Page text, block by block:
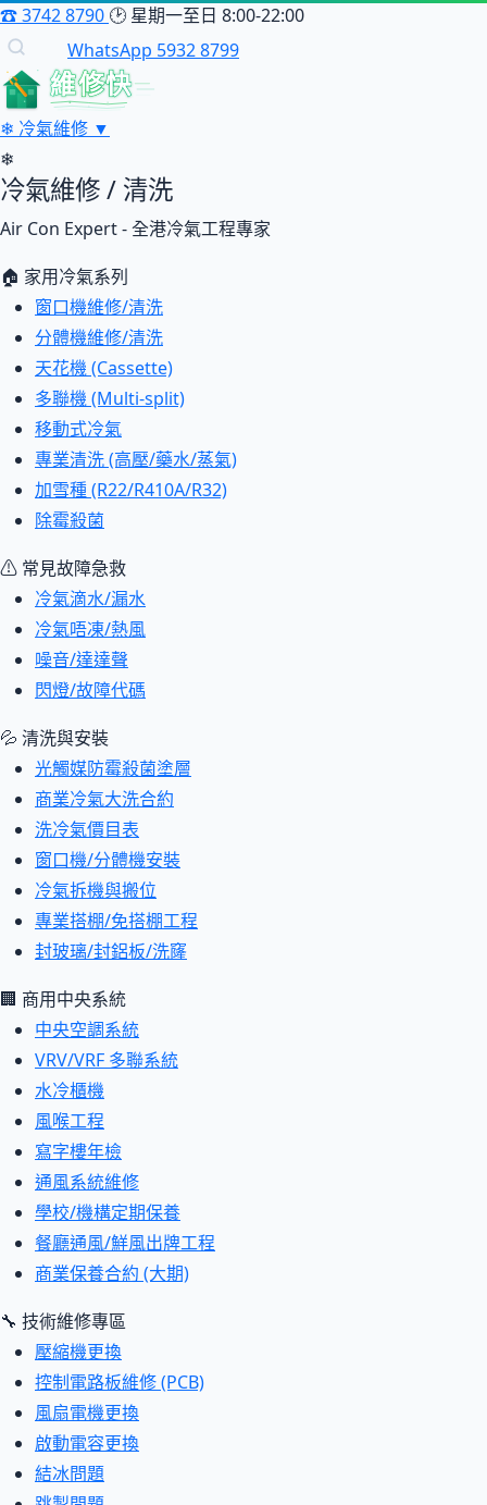
☎3742 8790 🕑 星期一至日 8:00-22:00
WhatsApp 5932 8799
維修快
❄ 冷氣維修 ▼
❄
冷氣維修 / 清洗
Air Con Expert - 全港冷氣工程專家
🏠 家用冷氣系列
窗口機維修/清洗
分體機維修/清洗
天花機 (Cassette)
多聯機 (Multi-split)
移動式冷氣
專業清洗 (高壓/藥水/蒸氣)
加雪種 (R22/R410A/R32)
除霉殺菌
⚠ 常見故障急救
冷氣滴水/漏水
冷氣唔凍/熱風
噪音/達達聲
閃燈/故障代碼
💦 清洗與安裝
光觸媒防霉殺菌塗層
商業冷氣大洗合約
洗冷氣價目表
窗口機/分體機安裝
冷氣拆機與搬位
專業搭棚/免搭棚工程
封玻璃/封鋁板/洗窿
🏢 商用中央系統
中央空調系統
VRV/VRF 多聯系統
水冷櫃機
風喉工程
寫字樓年檢
通風系統維修
學校/機構定期保養
餐廳通風/鮮風出牌工程
商業保養合約 (大期)
🔧 技術維修專區
壓縮機更換
控制電路板維修 (PCB)
風扇電機更換
啟動電容更換
結冰問題